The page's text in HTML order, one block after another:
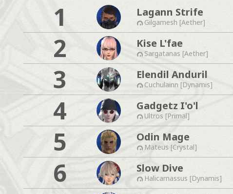
1 Lagann Strife
Gilgamesh [Aether]
2 Kise L'fae
Sargatanas [Aether]
3 Elendil Anduril
Cuchulainn [Dynamis]
4 Gadgetz I'o'l
Ultros [Primal]
5 Odin Mage
Mateus [Crystal]
6 Slow Dive
Halicarnassus [Dynamis]